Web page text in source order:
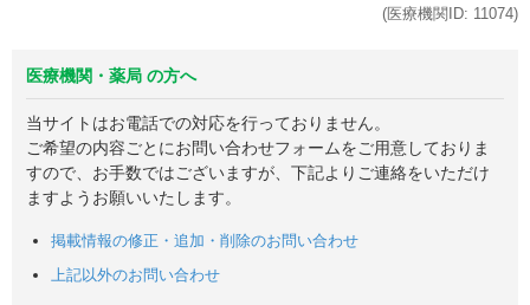
(医療機関ID: 11074)
医療機関・薬局 の方へ
当サイトはお電話での対応を行っておりません。
ご希望の内容ごとにお問い合わせフォームをご用意しておりま
すので、お手数ではございますが、下記よりご連絡をいただけ
ますようお願いいたします。
掲載情報の修正・追加・削除のお問い合わせ
上記以外のお問い合わせ